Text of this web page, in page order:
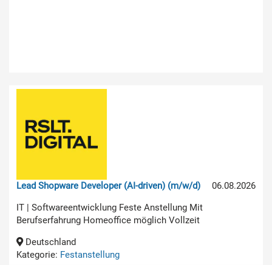
06.08.2026
Lead Shopware Developer (AI-driven) (m/w/d)
IT | Softwareentwicklung Feste Anstellung Mit
Berufserfahrung Homeoffice möglich Vollzeit
Deutschland
Kategorie: Festanstellung